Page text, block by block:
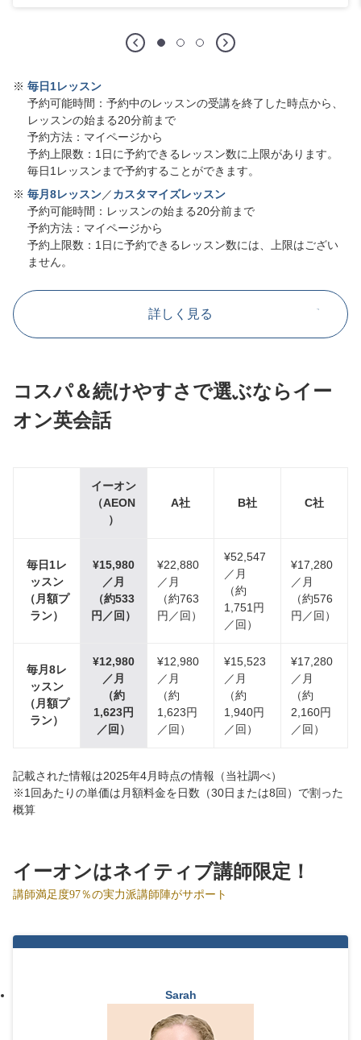
※ 毎日1レッスン
予約可能時間：予約中のレッスンの受講を終了した時点から、
レッスンの始まる20分前まで
予約方法：マイページから
予約上限数：1日に予約できるレッスン数に上限があります。
毎日1レッスンまで予約することができます。
※ 毎月8レッスン／カスタマイズレッスン
予約可能時間：レッスンの始まる20分前まで
予約方法：マイページから
予約上限数：1日に予約できるレッスン数には、上限はござい
ません。
詳しく見る
コスパ＆続けやすさで選ぶならイー
オン英会話
イーオン
（AEON
）
A社 B社 C社
毎日1レ
ッスン
（月額プ
ラン）
¥15,980
／月
（約533
円／回）
¥22,880
／月
（約763
円／回）
¥52,547
／月
（約
1,751円
／回）
¥17,280
／月
（約576
円／回）
毎月8レ
ッスン
（月額プ
ラン）
¥12,980
／月
（約
1,623円
／回）
¥12,980
／月
（約
1,623円
／回）
¥15,523
／月
（約
1,940円
／回）
¥17,280
／月
（約
2,160円
／回）
記載された情報は2025年4月時点の情報（当社調べ）
※1回あたりの単価は月額料金を日数（30日または8回）で割った
概算
イーオンはネイティブ講師限定！
講師満足度97％の実力派講師陣がサポート
Sarah